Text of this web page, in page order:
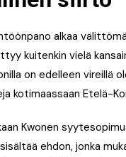
alkaa
kuitenkin vielä
on edelleen vireillä
kotimaassaan Etelä-
Kwonen
ehdon, jonka